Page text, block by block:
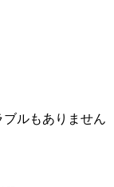
ルもありません